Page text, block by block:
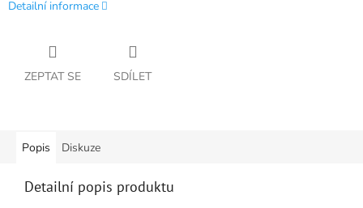
Detailní informace
ZEPTAT SE SDÍLET
Popis Diskuze
Detailní popis produktu